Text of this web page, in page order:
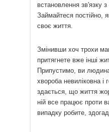
встановлення зв'язку
Займайтеся постійно,
своє життя.
Змінивши хоч трохи
притягнете вже інші
Припустимо, ви
хвороба невиліковна і
здається, що життя
ній все працює проти
випадку робите,